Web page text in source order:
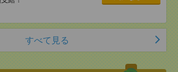
すべて見る